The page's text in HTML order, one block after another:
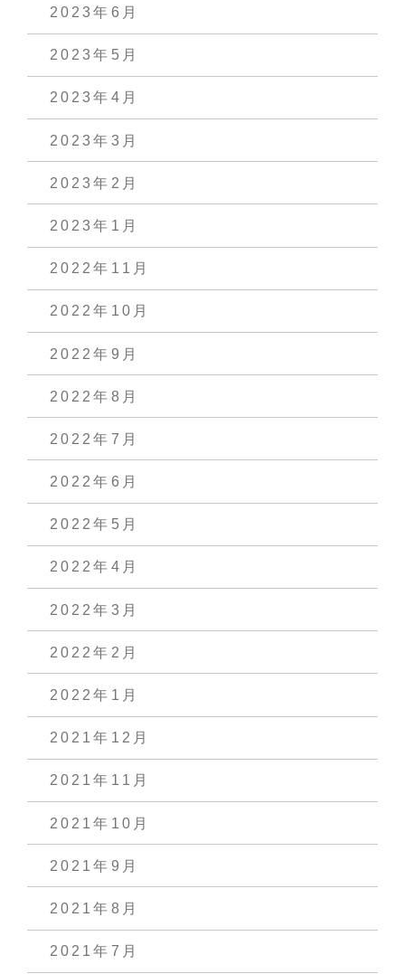
2023年6月
2023年5月
2023年4月
2023年3月
2023年2月
2023年1月
2022年11月
2022年10月
2022年9月
2022年8月
2022年7月
2022年6月
2022年5月
2022年4月
2022年3月
2022年2月
2022年1月
2021年12月
2021年11月
2021年10月
2021年9月
2021年8月
2021年7月